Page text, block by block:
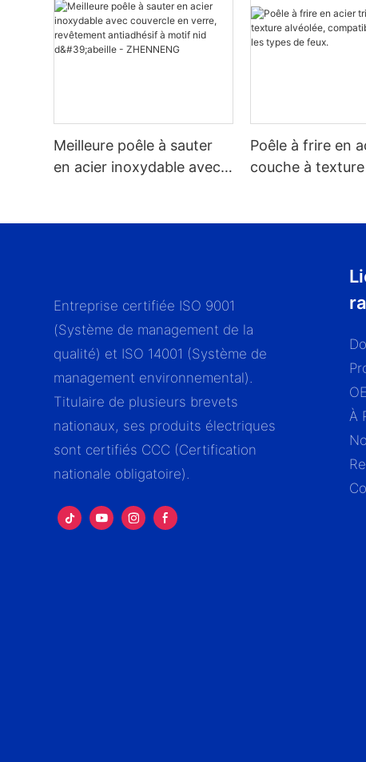
Meilleure poêle à sauter
en acier inoxydable avec
Poêle à frire en
couche à
Entreprise certifiée ISO 9001
(Système de management de la
qualité) et ISO 14001 (Système de
management environnemental).
Titulaire de plusieurs brevets
nationaux, ses produits électriques
sont certifiés CCC (Certification
nationale obligatoire).
À